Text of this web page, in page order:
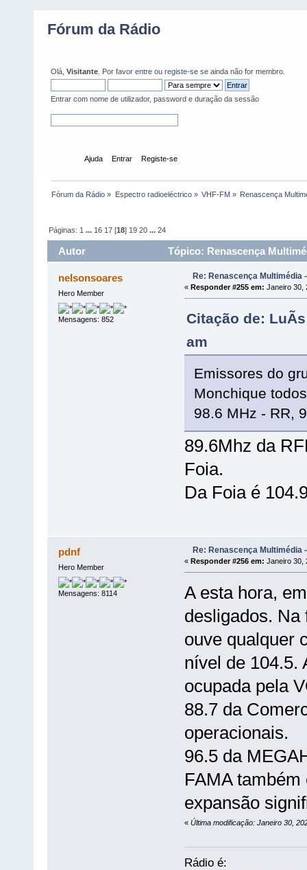
Fórum da Rádio
Olá, Visitante . Por favor entre ou registe-se se ainda não for membro.
Entrar com nome de utilizador, password e duração da sessão
Ajuda Entrar Registe-se
Fórum da Rádio » Espectro radioeléctrico» VHF-FM» Renascença
Páginas: 1 ... 16 17 [18] 19 20 ...24
Autor Tópico: Renascença
nelsonsoares
Hero Member
Mensagens: 852
Re: Renascença Multimédia
« Responder #255 em: Janeiro 30,
Citação de:
am
Emissores do
Monchique
98.6 MHz - RR,
89.6Mhz da
Foia.
Da Foia é
pdnf
Hero Member
Mensagens: 8114
Re: Renascença Multimédia
« Responder #256 em: Janeiro 30,
A esta hora,
desligados. Na
ouve qualquer
nível de 104.5.
ocupada pela
88.7 da
operacionais.
96.5 da
FAMA
expansão
« Última modificação: Janeiro 30,
Rádio é: